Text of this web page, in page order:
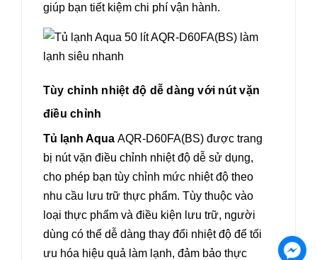
giúp bạn tiết kiệm chi phí vận hành.
Tùy chỉnh nhiệt độ dễ dàng với nút vặn
điều chỉnh
Tủ lạnh Aqua AQR-D60FA(BS) được trang
bị nút vặn điều chỉnh nhiệt độ dễ sử dụng,
cho phép bạn tùy chỉnh mức nhiệt độ theo
nhu cầu lưu trữ thực phẩm. Tùy thuộc vào
loại thực phẩm và điều kiện lưu trữ, người
dùng có thể dễ dàng thay đổi nhiệt độ để tối
ưu hóa hiệu quả làm lạnh, đảm bảo thực